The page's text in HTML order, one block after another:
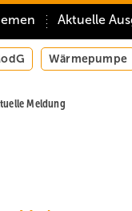
Aktuelle
Wärmepumpe
Meldung